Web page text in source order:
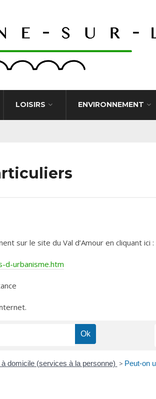
LOISIRS ENVIRONNEMENT
sur le site du Val d’Amour en cliquant ici :
d-urbanisme.htm
domicile (services à la personne) > Peut-on